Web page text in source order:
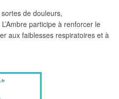
de douleurs,
participe à renforcer le
aux faiblesses respiratoires et à